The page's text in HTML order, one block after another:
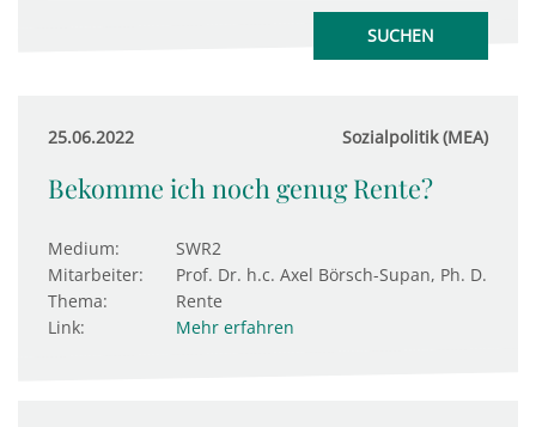
25.06.2022 Sozialpolitik (MEA)
Bekomme ich noch genug Rente?
Medium:
SWR2
Mitarbeiter:
Prof. Dr. h.c. Axel Börsch-Supan, Ph. D.
Thema:
Rente
Link:
Mehr erfahren